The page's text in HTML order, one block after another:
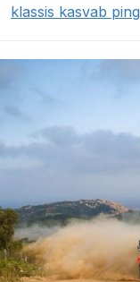
klassis kasvab